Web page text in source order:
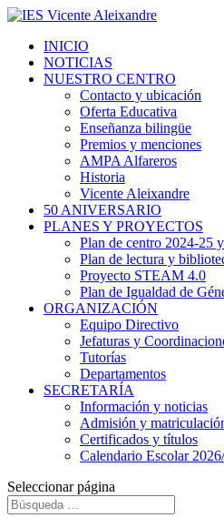
INICIO
NOTICIAS
NUESTRO CENTRO
Contacto y ubicación
Oferta Educativa
Enseñanza bilingüe
Premios y menciones
AMPA Alfareros
Historia
Vicente Aleixandre
50 ANIVERSARIO
PLANES Y PROYECTOS
Plan de centro 2024-25
Plan de lectura y
Proyecto STEAM 4.0
Plan de Igualdad de
ORGANIZACIÓN
Equipo Directivo
Jefaturas y
Tutorías
Departamentos
SECRETARÍA
Información y noticias
Admisión y
Certificados y títulos
Calendario Escolar
Seleccionar página